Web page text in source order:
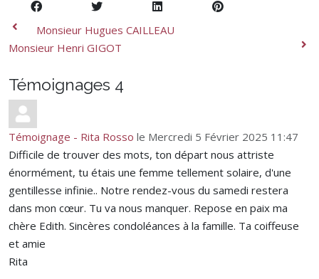
Monsieur Hugues CAILLEAU
Monsieur Henri GIGOT
Témoignages 4
Témoignage - Rita Rosso le Mercredi 5 Février 2025 11:47
Difficile de trouver des mots, ton départ nous attriste
énormément, tu étais une femme tellement solaire, d'une
gentillesse infinie.. Notre rendez-vous du samedi restera
dans mon cœur. Tu va nous manquer. Repose en paix ma
chère Edith. Sincères condoléances à la famille. Ta coiffeuse
et amie
Rita